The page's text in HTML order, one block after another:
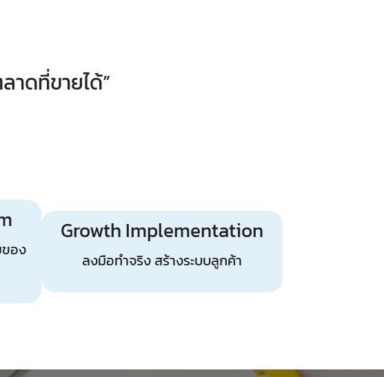
าดที่ขายได้”
อง
Growth Implementation
ลงมือทำจริง สร้างระบบลูกค้า